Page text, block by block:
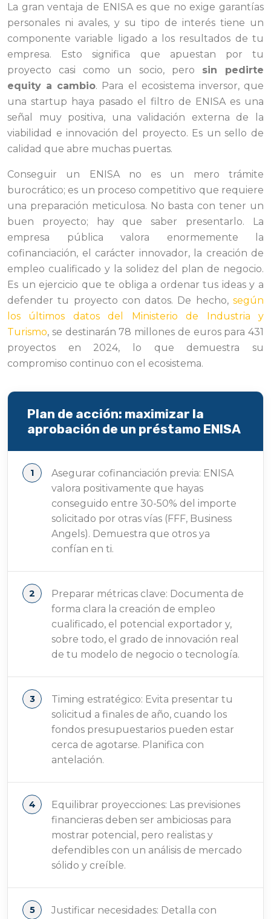
La gran ventaja de ENISA es que no exige garantías
personales ni avales, y su tipo de interés tiene un
componente variable ligado a los resultados de tu
empresa. Esto significa que apuestan por tu
proyecto casi como un socio, pero sin pedirte
equity a cambio. Para el ecosistema inversor, que
una startup haya pasado el filtro de ENISA es una
señal muy positiva, una validación externa de la
viabilidad e innovación del proyecto. Es un sello de
calidad que abre muchas puertas.
Conseguir un ENISA no es un mero trámite
burocrático; es un proceso competitivo que requiere
una preparación meticulosa. No basta con tener un
buen proyecto; hay que saber presentarlo. La
empresa pública valora enormemente la
cofinanciación, el carácter innovador, la creación de
empleo cualificado y la solidez del plan de negocio.
Es un ejercicio que te obliga a ordenar tus ideas y a
defender tu proyecto con datos. De hecho, según
los últimos datos del Ministerio de Industria y
Turismo, se destinarán 78 millones de euros para 431
proyectos en 2024, lo que demuestra su
compromiso continuo con el ecosistema.
Plan de acción: maximizar la
aprobación de un préstamo ENISA
Asegurar cofinanciación previa: ENISA
valora positivamente que hayas
conseguido entre 30-50% del importe
solicitado por otras vías (FFF, Business
Angels). Demuestra que otros ya
confían en ti.
Preparar métricas clave: Documenta de
forma clara la creación de empleo
cualificado, el potencial exportador y,
sobre todo, el grado de innovación real
de tu modelo de negocio o tecnología.
Timing estratégico: Evita presentar tu
solicitud a finales de año, cuando los
fondos presupuestarios pueden estar
cerca de agotarse. Planifica con
antelación.
Equilibrar proyecciones: Las previsiones
financieras deben ser ambiciosas para
mostrar potencial, pero realistas y
defendibles con un análisis de mercado
sólido y creíble.
Justificar necesidades: Detalla con